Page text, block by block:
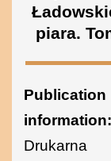
piara.
Publication
information:
Drukarna